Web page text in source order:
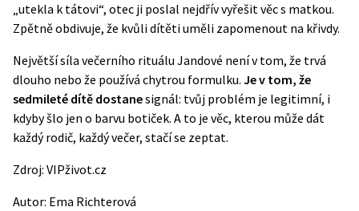
„utekla k tátovi“, otec ji poslal nejdřív vyřešit věc s matkou.
Zpětně obdivuje, že kvůli dítěti uměli zapomenout na křivdy.
Největší síla večerního rituálu Jandové není v tom, že trvá
dlouho nebo že používá chytrou formulku. Je v tom, že
sedmileté dítě dostanesignál: tvůj problém je legitimní, i
kdyby šlo jen o barvu botiček. A to je věc, kterou může dát
každý rodič, každý večer, stačí se zeptat.
Zdroj: VIPživot.cz
Autor: Ema Richterová